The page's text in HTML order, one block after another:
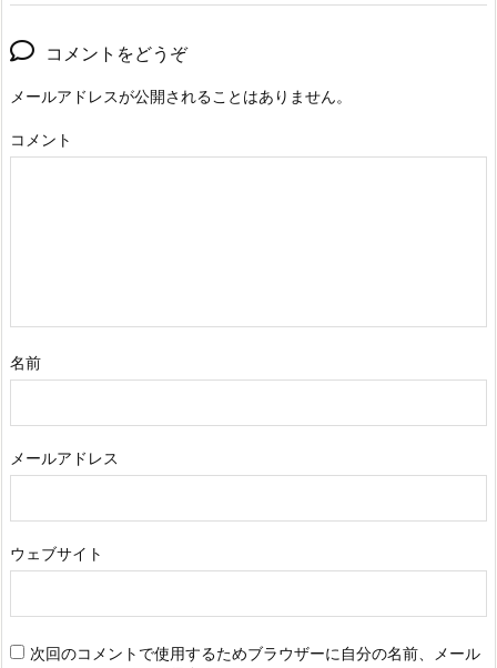
コメントをどうぞ
メールアドレスが公開されることはありません。
コメント
名前
メールアドレス
ウェブサイト
次回のコメントで使用するためブラウザーに自分の名前、メール